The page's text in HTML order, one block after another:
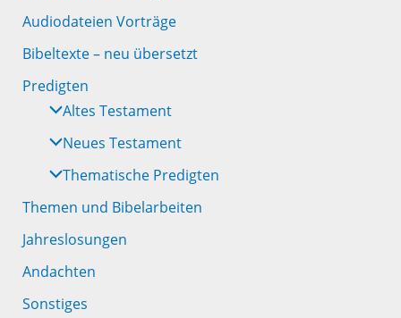
Audiodateien Vorträge
Bibeltexte – neu übersetzt
Predigten
Altes Testament
Neues Testament
Thematische Predigten
Themen und Bibelarbeiten
Jahreslosungen
Andachten
Sonstiges